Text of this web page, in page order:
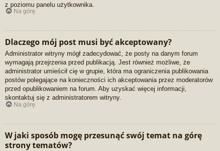
z poziomu panelu użytkownika.
Na górę
Dlaczego mój post musi być akceptowany?
Administrator witryny mógł zadecydować, że posty na danym forum
wymagają przejrzenia przed publikacją. Jest również możliwe, że
administrator umieścił cię w grupie, która ma ograniczenia publikowania
postów polegające na konieczności ich akceptowania przez moderatorów
przed opublikowaniem na forum. Aby uzyskać więcej informacji,
skontaktuj się z administratorem witryny.
Na górę
W jaki sposób mogę przesunąć swój temat na górę
strony tematów?